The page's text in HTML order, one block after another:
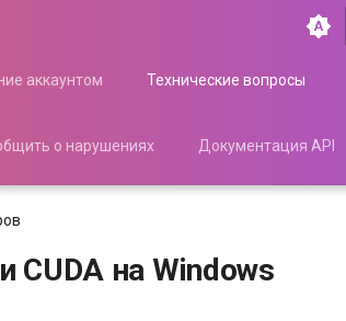
аккаунтом Технические вопросы
о нарушениях Документация API
CUDA на Windows